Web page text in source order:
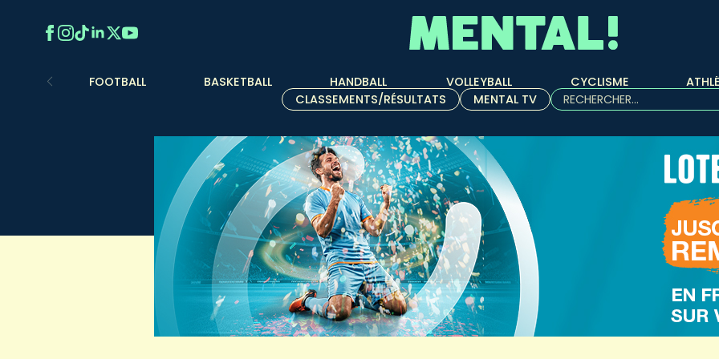
FOOTBALL BASKETBALL HANDBALL VOLLEYBALL CYCLISME
CLASSEMENTS/RÉSULTATS
MENTAL TV
Rechercher :